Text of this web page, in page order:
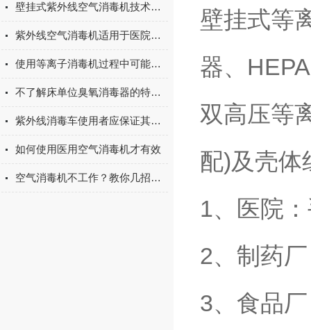
壁挂式紫外线空气消毒机技术使用指南
紫外线空气消毒机适用于医院中的空气消毒净化
使用等离子消毒机过程中可能出现的故障及解决方法介绍
不了解床单位臭氧消毒器的特点？进来看
紫外线消毒车使用者应保证其表面清洁
如何使用医用空气消毒机才有效
空气消毒机不工作？教你几招轻松排查故障
壁挂式等
器、
双高压等
配)及壳体
1、医院
2、制药
3、食品